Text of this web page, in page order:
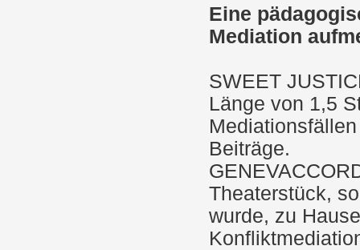
Eine
Mediation
SWEET
Länge von 1,5
Beiträge.
Theaterstück,
wurde, zu